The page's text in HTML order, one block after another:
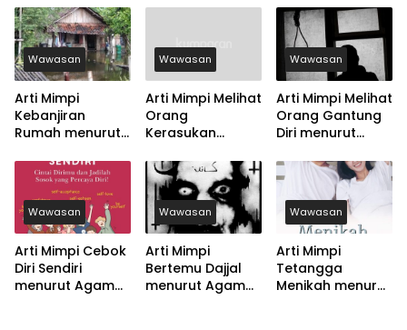
Wawasan
Arti Mimpi
Kebanjiran
Rumah menurut
dan Primbon
Jawa
Wawasan
Arti Mimpi Melihat
Orang
Kerasukan
Psikologi dan
Primbon Jawa
Wawasan
Arti Mimpi Melihat
Orang Gantung
Diri menurut
dan Primbon
Jawa
Wawasan
Arti Mimpi Cebok
Diri Sendiri
menurut Agama,
Wawasan
Arti Mimpi
Bertemu Dajjal
menurut Agama,
Wawasan
Arti Mimpi
Tetangga
Menikah menurut